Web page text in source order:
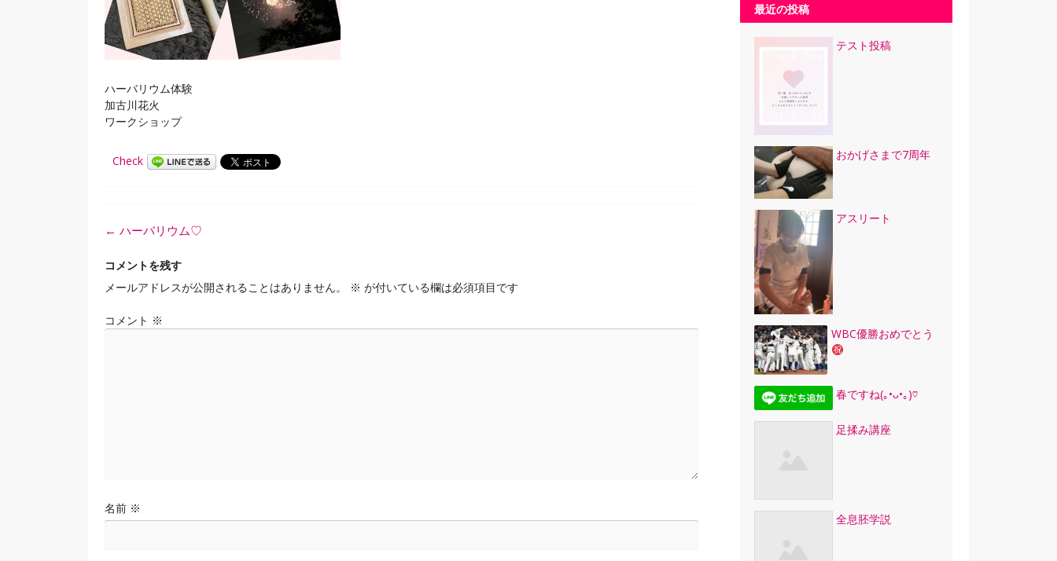
ハーバリウム体験
加古川花火
ワークショップ
Check
投
ナ
ビ
ー
シ
← ハーバリウム♡
コメントを残す
メールアドレスが公開されることはありません。
※ が付いている欄は必須項目です
コメント ※
名前 ※
最近の投稿
テスト投稿
おかげさまで7周年
アスリート
WBC優勝おめでとう
春ですね(｡•ᴗ•｡)♡
足揉み講座
全息胚学説